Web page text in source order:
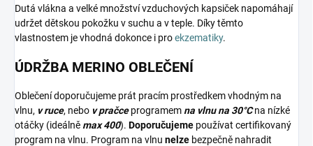
Dutá vlákna a velké množství vzduchových kapsiček napomáhají
udržet dětskou pokožku v suchu a v teple. Díky těmto
vlastnostem je vhodná dokonce i proekzematiky.
ÚDRŽBA MERINO OBLEČENÍ
Oblečení doporučujeme prát pracím prostředkem vhodným na
vlnu, v ruce, nebo v pračceprogramem na vlnu na 30°Cna nízké
otáčky (ideálně max 400). Doporučujeme používat certifikovaný
program na vlnu. Program na vlnu nelze bezpečně nahradit